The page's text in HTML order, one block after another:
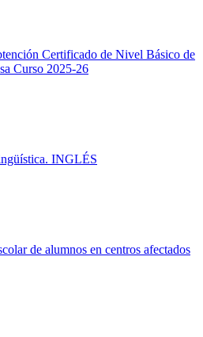
Certificado de Nivel Básico de
Curso 2025-26
INGLÉS
de alumnos en centros afectados